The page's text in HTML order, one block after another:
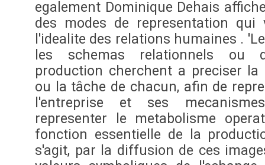
egalement Dominique Dehais
des modes de representation qui
l'idealite des relations humaines .
les schemas relationnels ou
production cherchent a preciser la
ou la tâche de chacun, afin de
l'entreprise et ses
representer le metabolisme
fonction essentielle de la
s'agit, par la diffusion de ces